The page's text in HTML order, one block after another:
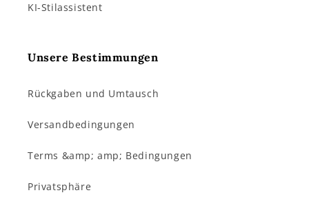
KI-Stilassistent
Unsere Bestimmungen
Rückgaben und Umtausch
Versandbedingungen
Terms &amp; amp; Bedingungen
Privatsphäre